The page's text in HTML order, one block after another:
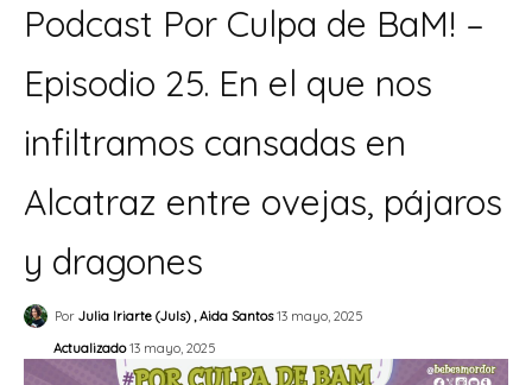
Podcast Por Culpa de BaM! –
Episodio 25. En el que nos
infiltramos cansadas en
Alcatraz entre ovejas, pájaros
y dragones
Por Julia Iriarte (Juls) , Aida Santos 13 mayo, 2025
Actualizado 13 mayo, 2025